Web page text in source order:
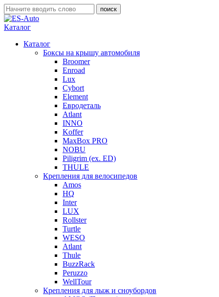
Каталог
Каталог
Боксы на крышу автомобиля
Broomer
Enroad
Lux
Cybort
Element
Евродеталь
Atlant
INNO
Koffer
MaxBox PRO
NOBU
Piligrim (ex. ED)
THULE
Крепления для велосипедов
Amos
HQ
Inter
LUX
Rollster
Turtle
WESO
Atlant
Thule
BuzzRack
Peruzzo
WellTour
Крепления для лыж и сноубордов